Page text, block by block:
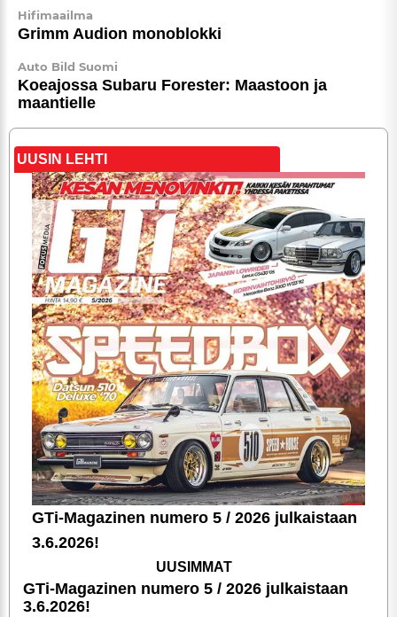
Hifimaailma
Grimm Audion monoblokki
Auto Bild Suomi
Koeajossa Subaru Forester: Maastoon ja
maantielle
UUSIN LEHTI
GTi-Magazinen numero 5 / 2026 julkaistaan
3.6.2026!
UUSIMMAT
GTi-Magazinen numero 5 / 2026 julkaistaan
3.6.2026!